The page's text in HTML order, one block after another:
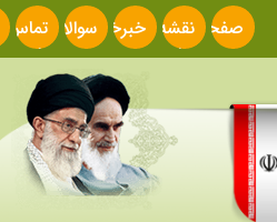
صفحه
اصلی
نقشه
سایت
خبرخوانسوالات
متداول
تماس
با ما